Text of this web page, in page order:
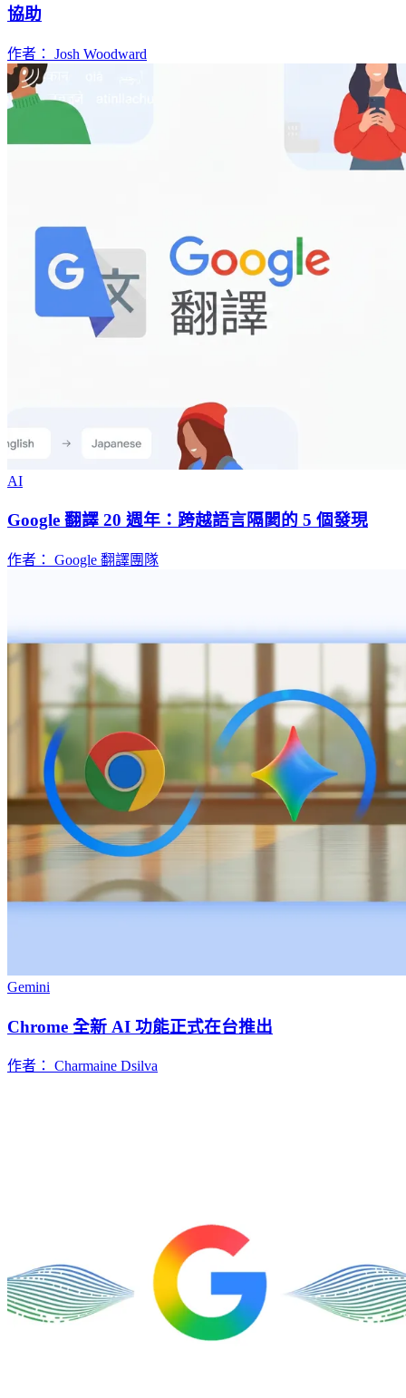
協助
作者： Josh Woodward
AI
Google 翻譯 20 週年：跨越語言隔閡的 5 個發現
作者： Google 翻譯團隊
Gemini
Chrome 全新 AI 功能正式在台推出
作者： Charmaine Dsilva